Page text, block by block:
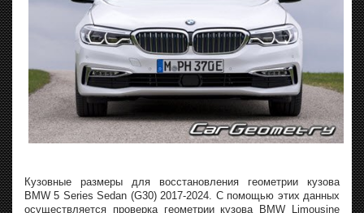
Кузовные размеры для восстановления геометрии кузова
BMW 5 Series Sedan (G30) 2017-2024. С помощью этих данных
осуществляется проверка геометрии кузова BMW Limousine